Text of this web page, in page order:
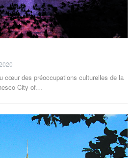
cœur des préoccupations culturelles de la
City of…